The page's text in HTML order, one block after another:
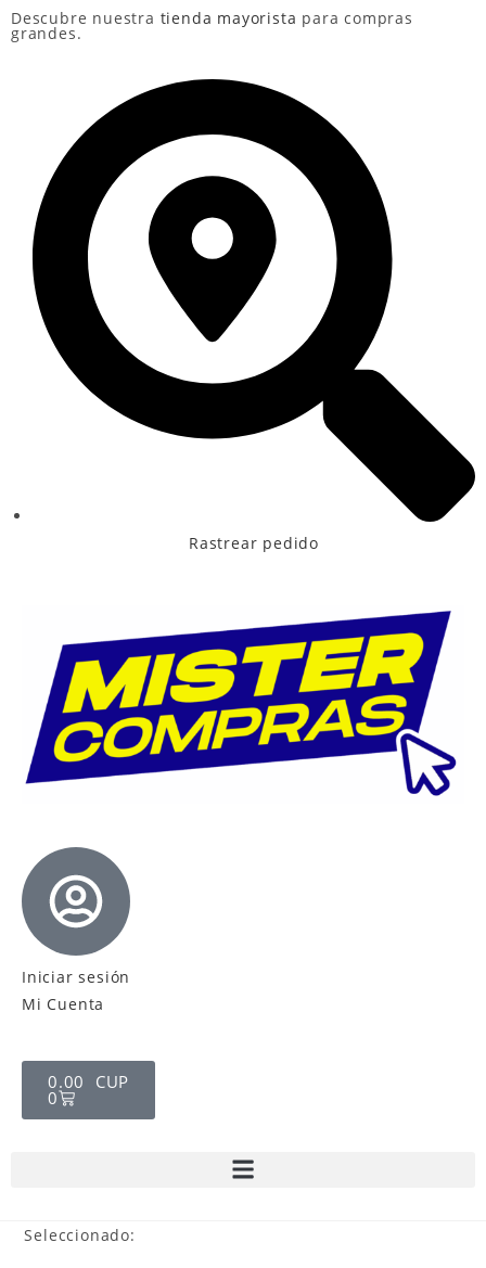
Descubre nuestra tienda mayorista para compras
grandes.
Rastrear pedido
Iniciar sesión
Mi Cuenta
0.00 CUP
0
Seleccionado: